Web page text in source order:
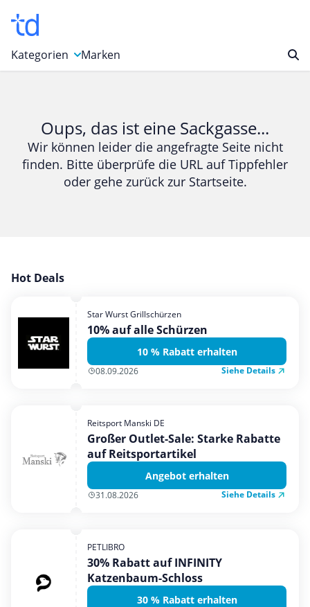
Kategorien
Bücher & Magazine
Computer & Elektronik
Entertainment & Media
Garten, Haushalt & Tiere
Mobilfunk & Internet
Mode & Accessoires
Shopping
Urlaub & Reise
Marken
Oups, das ist eine Sackgasse...
Wir können leider die angefragte Seite nicht
finden. Bitte überprüfe die URL auf Tippfehler
oder gehe zurück zur Startseite.
Hot Deals
Star Wurst Grillschürzen
10% auf alle Schürzen
10 % Rabatt erhalten
08.09.2026 Siehe Details
Reitsport Manski DE
Großer Outlet-Sale: Starke Rabatte
auf Reitsportartikel
Angebot erhalten
31.08.2026 Siehe Details
PETLIBRO
30% Rabatt auf INFINITY
Katzenbaum-Schloss
30 % Rabatt erhalten